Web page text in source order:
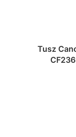
Tusz